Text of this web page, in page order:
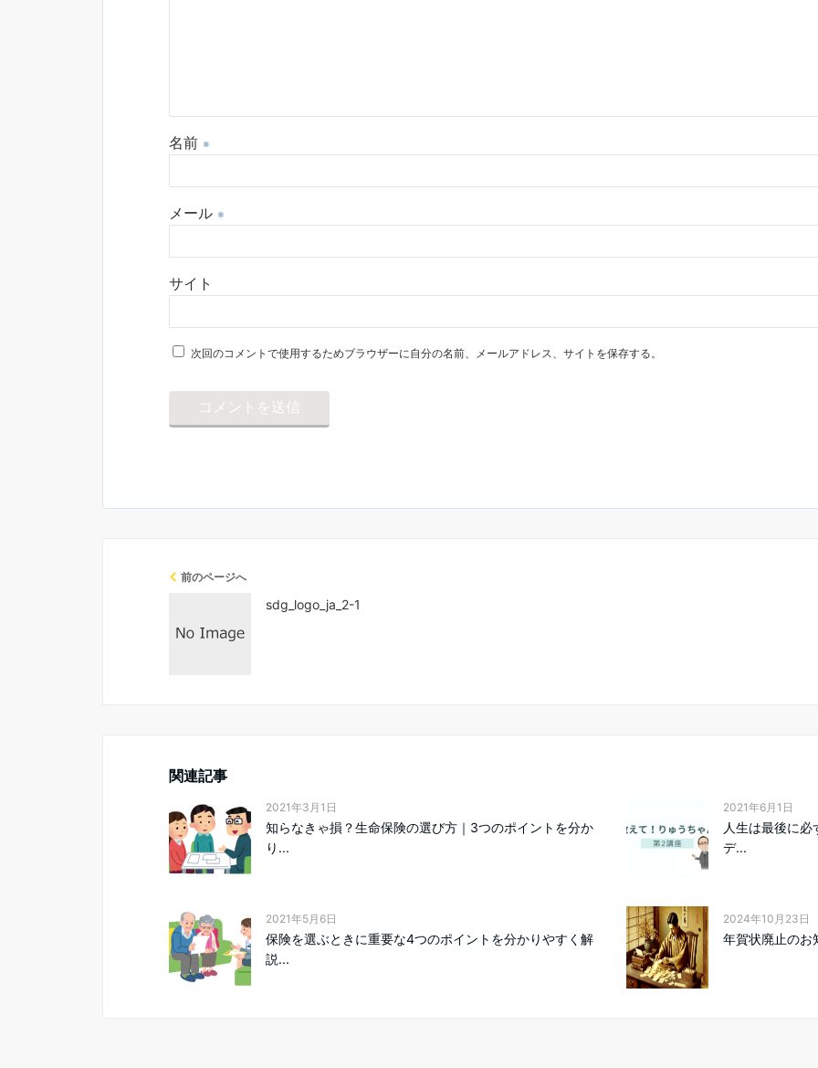
名前 ※
メール ※
サイト
次回のコメントで使用するためブラウザーに自分の名前、メールアドレス、サイトを保存する。
前のページへ
sdg_logo_ja_2-1
関連記事
2021年3月1日
知らなきゃ損？生命保険の選び方｜3つのポイントを分か
り...
2021年6月1日
人生は最後に
デ...
2021年5月6日
保険を選ぶときに重要な4つのポイントを分かりやすく解
説...
2024年10月23日
年賀状廃止のお